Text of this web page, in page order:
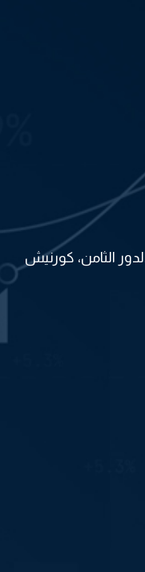
الثامن، كورنيش